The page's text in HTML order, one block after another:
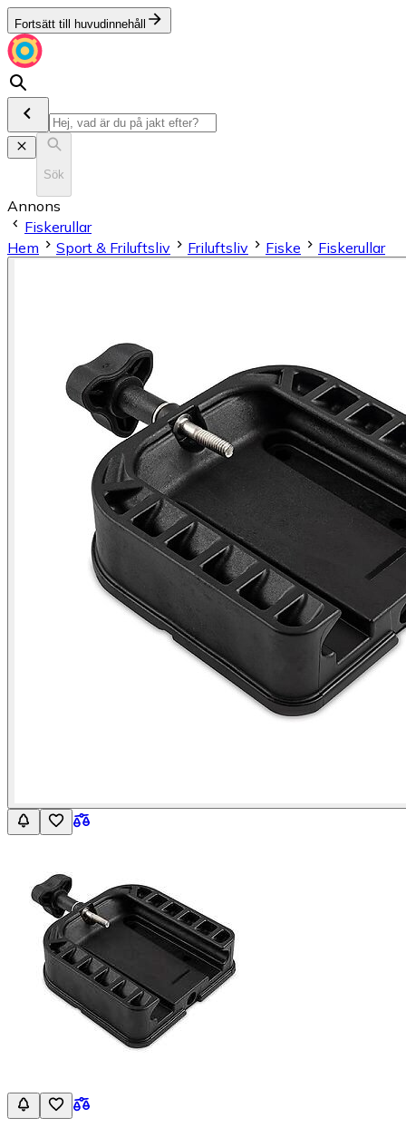
Fortsätt till huvudinnehåll
Sök
Annons
Fiskerullar
Hem
Sport & Friluftsliv Friluftsliv Fiske Fiskerullar